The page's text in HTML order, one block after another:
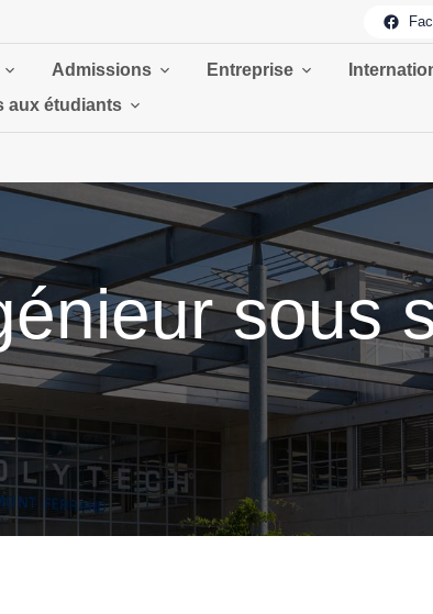
Admissions Entreprise
aux étudiants
sous